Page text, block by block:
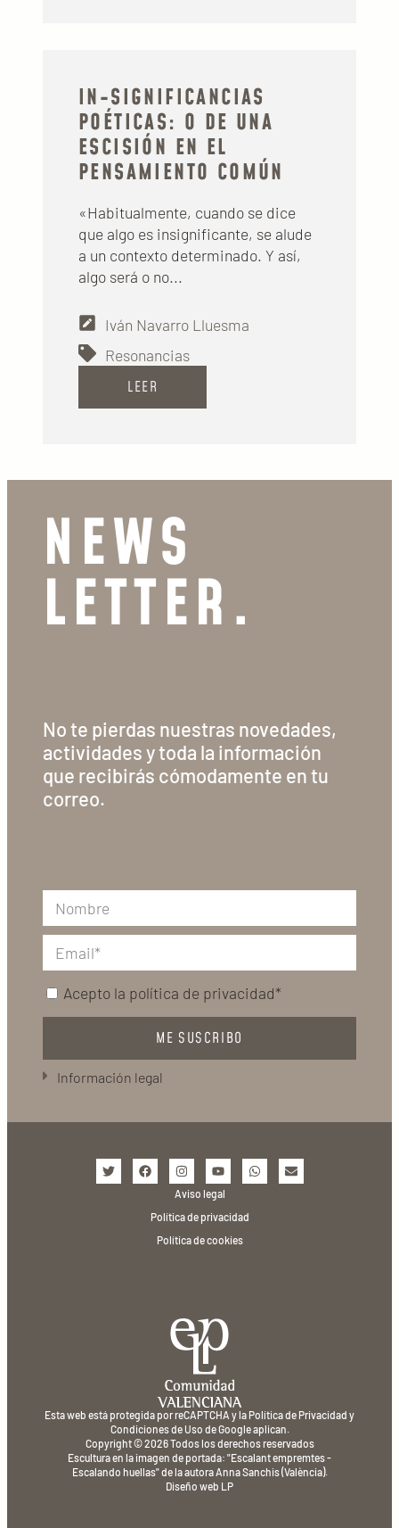
IN-SIGNIFICANCIAS
POÉTICAS: O DE UNA
ESCISIÓN EN EL
PENSAMIENTO COMÚN
«Habitualmente, cuando se dice
que algo es insignificante, se alude
a un contexto determinado. Y así,
algo será o no...
Iván Navarro Lluesma
Resonancias
LEER
NEWS
LETTER.
No te pierdas nuestras novedades,
actividades y toda la información
que recibirás cómodamente en tu
correo.
Acepto la política de privacidad*
ME SUSCRIBO
Información legal
Esta web está protegida por reCAPTCHA y la Política de Privacidad y
Condiciones de Uso de Google aplican.
Copyright © 2026 Todos los derechos reservados
Escultura en la imagen de portada: "Escalant empremtes -
Escalando huellas" de la autora Anna Sanchis (València).
Diseño web LP
Aviso legal
Política de privacidad
Política de cookies